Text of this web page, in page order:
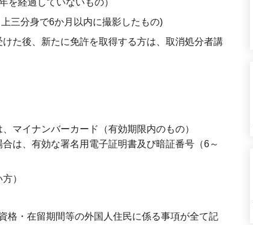
を経過していないもの）
三分身で6か月以内に撮影したもの)
た後、新たに免許を取得する方は、取消処分者講
マイナンバーカード（有効期限内のもの）
は、有効な署名用電子証明書及び暗証番号（6～
）
格・在留期間等の外国人住民に係る事項が全て記